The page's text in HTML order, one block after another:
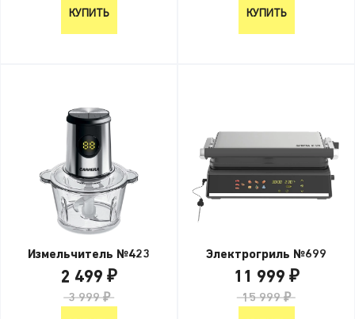
КУПИТЬ КУПИТЬ
Измельчитель №423
2 499 ₽
3 999 ₽
Электрогриль №699
11 999 ₽
15 999 ₽